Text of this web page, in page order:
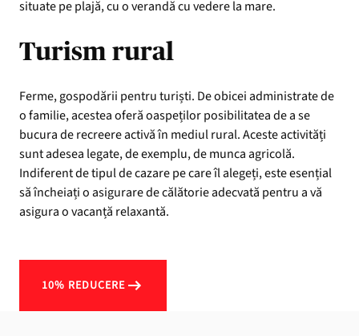
situate pe plajă, cu o verandă cu vedere la mare.
Turism rural
Ferme, gospodării pentru turiști. De obicei administrate de
o familie, acestea oferă oaspeților posibilitatea de a se
bucura de recreere activă în mediul rural. Aceste activități
sunt adesea legate, de exemplu, de munca agricolă.
Indiferent de tipul de cazare pe care îl alegeți, este esențial
să încheiați o asigurare de călătorie adecvată pentru a vă
asigura o vacanță relaxantă.
10% REDUCERE